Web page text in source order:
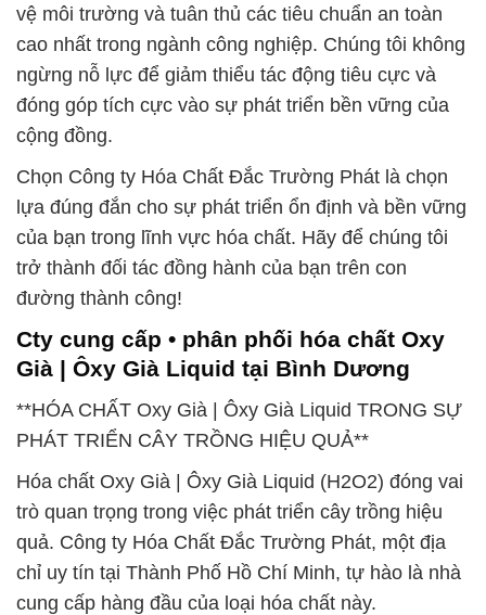
vệ môi trường và tuân thủ các tiêu chuẩn an toàn
cao nhất trong ngành công nghiệp. Chúng tôi không
ngừng nỗ lực để giảm thiểu tác động tiêu cực và
đóng góp tích cực vào sự phát triển bền vững của
cộng đồng.
Chọn Công ty Hóa Chất Đắc Trường Phát là chọn
lựa đúng đắn cho sự phát triển ổn định và bền vững
của bạn trong lĩnh vực hóa chất. Hãy để chúng tôi
trở thành đối tác đồng hành của bạn trên con
đường thành công!
Cty cung cấp • phân phối hóa chất Oxy
Già | Ôxy Già Liquid tại Bình Dương
**HÓA CHẤT Oxy Già | Ôxy Già Liquid TRONG SỰ
PHÁT TRIỂN CÂY TRỒNG HIỆU QUẢ**
Hóa chất Oxy Già | Ôxy Già Liquid (H2O2) đóng vai
trò quan trọng trong việc phát triển cây trồng hiệu
quả. Công ty Hóa Chất Đắc Trường Phát, một địa
chỉ uy tín tại Thành Phố Hồ Chí Minh, tự hào là nhà
cung cấp hàng đầu của loại hóa chất này.